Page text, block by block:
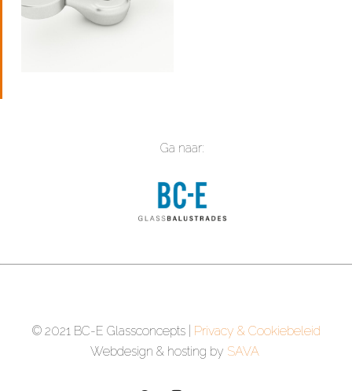
Ga naar:
© 2021 BC-E Glassconcepts | Privacy & Cookiebeleid
Webdesign & hosting by SAVA